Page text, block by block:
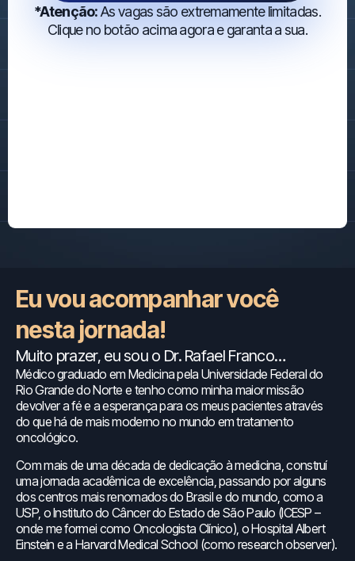
*Atenção:As vagas são extremamente limitadas.
Clique no botão acima agora e garanta a sua.
Eu vou acompanhar você
nesta jornada!
Muito prazer, eu sou o Dr. Rafael Franco…
Médico graduado em Medicina pela Universidade Federal do
Rio Grande do Norte e tenho como minha maior missão
devolver a fé e a esperança para os meus pacientes através
do que há de mais moderno no mundo em tratamento
oncológico.
Com mais de uma década de dedicação à medicina, construí
uma jornada acadêmica de excelência, passando por alguns
dos centros mais renomados do Brasil e do mundo, como a
USP, o Instituto do Câncer do Estado de São Paulo (ICESP –
onde me formei como Oncologista Clínico), o Hospital Albert
Einstein e a Harvard Medical School (como research observer).